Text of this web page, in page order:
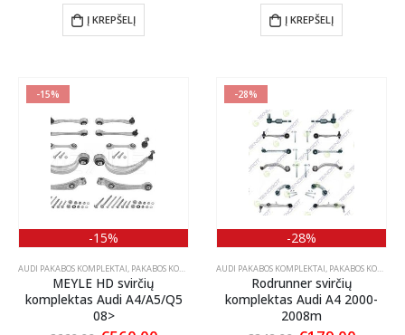
was:
€212.00.
Į KREPŠELĮ was:
€249.00.
Į KREPŠELĮ
-15%
-15%
AUDI PAKABOS KOMPLEKTAI, PAKABOS KOMPLEKTAI
MEYLE HD svirčių
komplektas Audi A4/A5/Q5
08>
-28%
-28%
AUDI PAKABOS KOMPLEKTAI, PAKABOS KOMPLEKTAI
Rodrunner svirčių
komplektas Audi A4 2000-
2008m